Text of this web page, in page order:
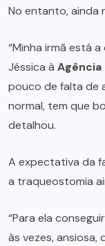
No entanto, ainda
“Minha irmã está
Jéssica à Agência
pouco de falta de
normal, tem que
detalhou.
A expectativa da
a traqueostomia
“Para ela
às vezes,